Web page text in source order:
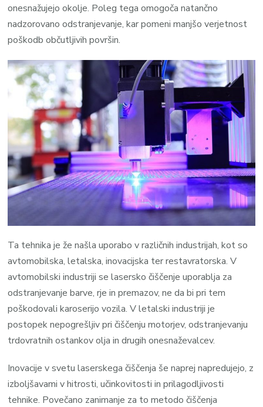
onesnažujejo okolje. Poleg tega omogoča natančno
nadzorovano odstranjevanje, kar pomeni manjšo verjetnost
poškodb občutljivih površin.
Ta tehnika je že našla uporabo v različnih industrijah, kot so
avtomobilska, letalska, inovacijska ter restavratorska. V
avtomobilski industriji se lasersko čiščenje uporablja za
odstranjevanje barve, rje in premazov, ne da bi pri tem
poškodovali karoserijo vozila. V letalski industriji je
postopek nepogrešljiv pri čiščenju motorjev, odstranjevanju
trdovratnih ostankov olja in drugih onesnaževalcev.
Inovacije v svetu laserskega čiščenja še naprej napredujejo, z
izboljšavami v hitrosti, učinkovitosti in prilagodljivosti
tehnike. Povečano zanimanje za to metodo čiščenja